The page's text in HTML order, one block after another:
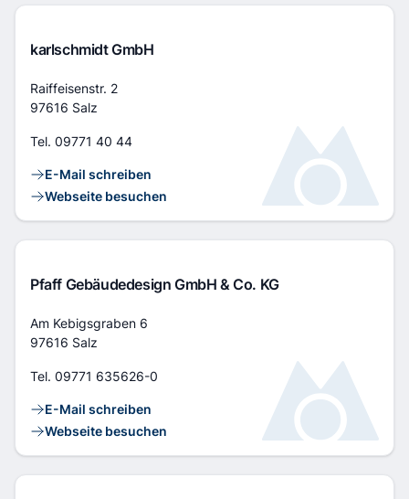
karlschmidt GmbH
Adresse
Raiffeisenstr. 2
97616 Salz
Tel. 09771 40 44
Kontaktlinks
E-Mail schreiben
Webseite besuchen
Pfaff Gebäudedesign GmbH & Co. KG
Adresse
Am Kebigsgraben 6
97616 Salz
Tel. 09771 635626-0
Kontaktlinks
E-Mail schreiben
Webseite besuchen